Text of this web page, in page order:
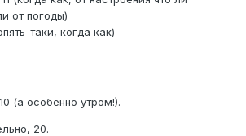
от погоды)
таки, когда как)
(а особенно утром!).
20.